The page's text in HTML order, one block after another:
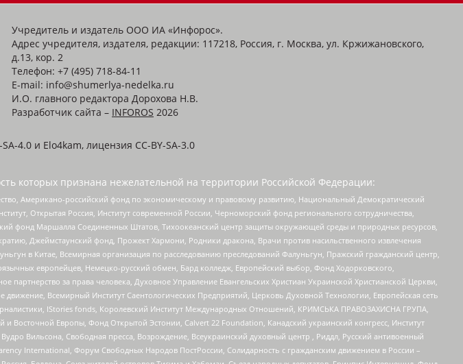
Учредитель и издатель ООО ИА «Инфорос».
Адрес учредителя, издателя, редакции: 117218, Россия, г. Москва, ул. Кржижановского,
д.13, кор. 2
Телефон: +7 (495) 718-84-11
E-mail: info@shumerlya-nedelka.ru
И.О. главного редактора Дорохова Н.В.
Разработчик сайта – INFOROS 2026
4.0 и Elo4kam, лицензия CC-BY-SA-3.0
которых признана нежелательной на территории Российской Федерации:
Американо-российский фонд по экономическому и правовому развитию, Национальный Демократический
Открытая Россия, Институт современной России, Черноморский фонд регионального сотрудничества,
фонд Маршалла Соединенных Штатов, Тихоокеанский центр защиты окружающей среды и природных ресурсов,
Джеймстаунский фонд, Прожект Хармони, Родники дракона, Врачи против насильственного извлечения
в Китае, Всемирная организация по расследованию преследований Фалуньгун, Пражский гражданский центр,
европейцев, Немецко-русский обмен, Бард колледж, Европейский выбор, Фонд Ходорковского,
за права человека, Духовное Управление Евангельских Христиан Украинской Христианской Церкви,
Всемирный Институт Саентологических Предприятий, Церковь Духовной Технологии, Европейская сеть
IStories fonds, Королевский Институт Международных Отношений, КРИМСЬКА ПРАВОЗАХИСНА ГРУПА,
Восточной Европы, Фонд Открытой Эстонии, Calvert 22 Foundation, Канадский украинский конгресс, Институт
Вильсона, Свободная пресса, Возрождение, Всеукраинский духовный центр , Риддл, Русский антивоенный
International, Форум Свободных Народов ПостРоссии, Солидарность с гражданским движением в России –